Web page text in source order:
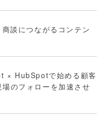
談につながるコンテン
× HubSpotで始める顧客
のフォローを加速させ